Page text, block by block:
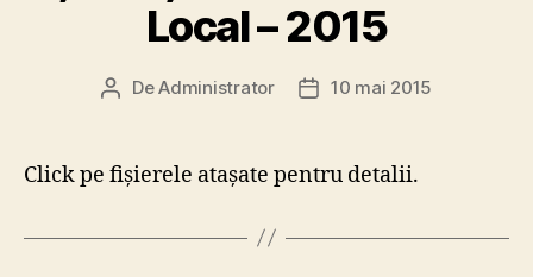
Local – 2015
Autor
DeAdministrator
Dată10 mai 2015
Click pe fișierele atașate pentru detalii.